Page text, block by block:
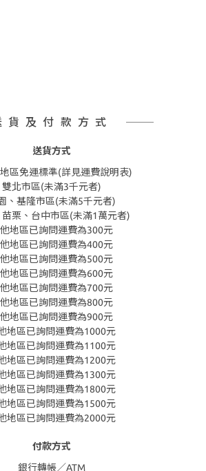
貨及付款方式
送貨方式
區免運標準(詳見運費說明表)
雙北市區(未滿3千元者)
、基隆市區(未滿5千元者)
栗、台中市區(未滿1萬元者)
地區已詢問運費為300元
地區已詢問運費為400元
地區已詢問運費為500元
地區已詢問運費為600元
地區已詢問運費為700元
地區已詢問運費為800元
地區已詢問運費為900元
地區已詢問運費為1000元
地區已詢問運費為1100元
地區已詢問運費為1200元
地區已詢問運費為1300元
地區已詢問運費為1800元
地區已詢問運費為1500元
地區已詢問運費為2000元
付款方式
銀行轉帳／ATM